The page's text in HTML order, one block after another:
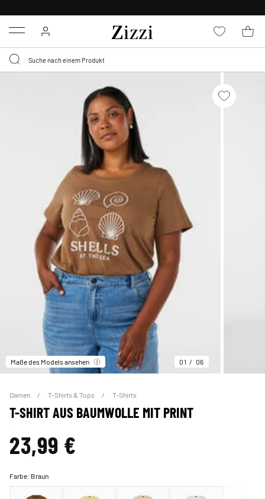
Menu
Maße des Models ansehen 01 06
Damen T-Shirts & Tops T-Shirts
T-SHIRT AUS BAUMWOLLE MIT PRINT
23,99 €
Farbe: Braun